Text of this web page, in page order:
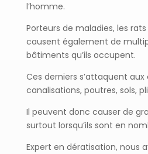
l’homme.
Porteurs de maladies, les
causent également de
bâtiments qu’ils occupent.
Ces derniers s’attaquent
canalisations, poutres, sols,
Il peuvent donc causer de
surtout lorsqu’ils sont en
Expert en dératisation, nous